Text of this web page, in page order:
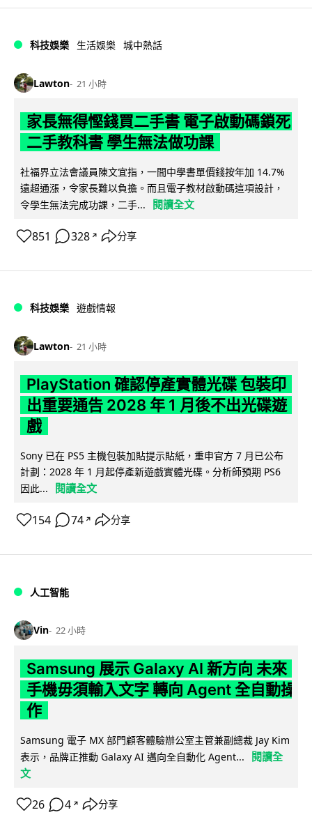
科技娛樂 生活娛樂 城中熱話
Lawton 21 小時
家長無得慳錢買二手書 電子啟動碼鎖死
二手教科書 學生無法做功課
社福界立法會議員陳文宜指，一間中學書單價錢按年加 14.7%
遠超通漲，令家長難以負擔。而且電子教材啟動碼這項設計，
令學生無法完成功課，二手...
閱讀全文
851 328 ↗ 分享
科技娛樂 遊戲情報
Lawton 21 小時
PlayStation 確認停產實體光碟 包裝印
出重要通告 2028 年 1 月後不出光碟遊
戲
Sony 已在 PS5 主機包裝加貼提示貼紙，重申官方 7 月已公布
計劃：2028 年 1 月起停產新遊戲實體光碟。分析師預期 PS6
因此...
閱讀全文
154 74 ↗ 分享
人工智能
Vin 22 小時
Samsung 展示 Galaxy AI 新方向 未來
手機毋須輸入文字 轉向 Agent 全自動操
作
Samsung 電子 MX 部門顧客體驗辦公室主管兼副總裁 Jay Kim
表示，品牌正推動 Galaxy AI 邁向全自動化 Agent...
閱讀全
文
26 4 ↗ 分享